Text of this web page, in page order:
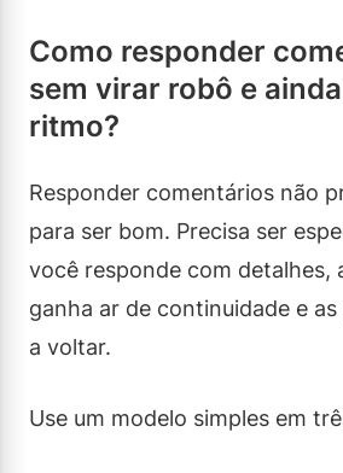
Como responder
sem virar robô e
ritmo?
Responder comentários não
para ser bom. Precisa ser
você responde com detalhes,
ganha ar de continuidade e
a voltar.
Use um modelo simples em